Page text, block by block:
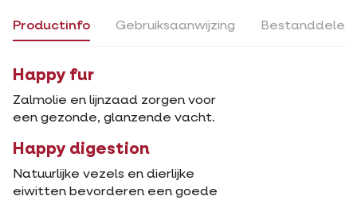
Productinfo Gebruiksaanwijzing Bestanddelen
Happy fur
Zalmolie en lijnzaad zorgen voor
een gezonde, glanzende vacht.
Happy digestion
Natuurlijke vezels en dierlijke
eiwitten bevorderen een goede